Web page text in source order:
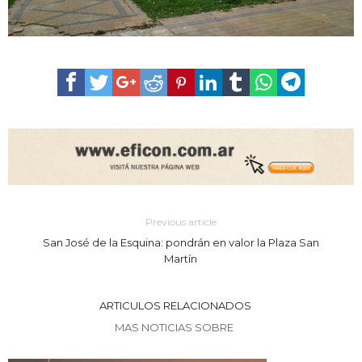
Previous article
San José de la Esquina: pondrán en valor la Plaza San
Martín
ARTICULOS RELACIONADOS
MAS NOTICIAS SOBRE